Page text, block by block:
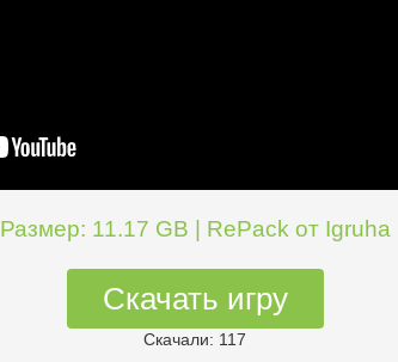
Размер: 11.17 GB | RePack от Igruha
Скачать игру
Скачали: 117